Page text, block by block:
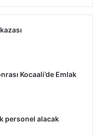
Kocaali’de Emlak
personel alacak